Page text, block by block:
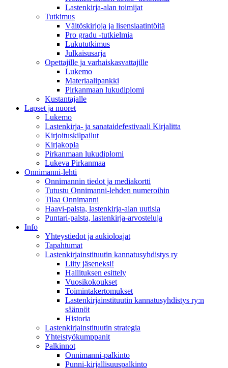
Lastenkirja-alan toimijat
Tutkimus
Väitöskirjoja ja lisensiaatintöitä
Pro gradu -tutkielmia
Lukututkimus
Julkaisusarja
Opettajille ja varhaiskasvattajille
Lukemo
Materiaalipankki
Pirkanmaan lukudiplomi
Kustantajalle
Lapset ja nuoret
Lukemo
Lastenkirja- ja sanataidefestivaali Kirjalitta
Kirjoituskilpailut
Kirjakopla
Pirkanmaan lukudiplomi
Lukeva Pirkanmaa
Onnimanni-lehti
Onnimannin tiedot ja mediakortti
Tutustu Onnimanni-lehden numeroihin
Tilaa Onnimanni
Haavi-palsta, lastenkirja-alan uutisia
Puntari-palsta, lastenkirja-arvosteluja
Info
Yhteystiedot ja aukioloajat
Tapahtumat
Lastenkirjainstituutin kannatusyhdistys ry
Liity jäseneksi!
Hallituksen esittely
Vuosikokoukset
Toimintakertomukset
Lastenkirjainstituutin kannatusyhdistys ry:n
säännöt
Historia
Lastenkirjainstituutin strategia
Yhteistyökumppanit
Palkinnot
Onnimanni-palkinto
Punni-kirjallisuuspalkinto